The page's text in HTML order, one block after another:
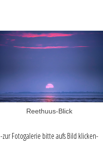
Reethuus-Blick
-zur Fotogalerie bitte aufs Bild klicken-